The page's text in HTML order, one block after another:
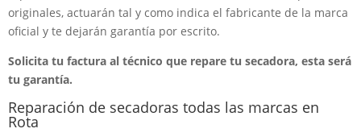
originales, actuarán tal y como indica el fabricante de la marca
oficial y te dejarán garantía por escrito.
Solicita tu factura al técnico que repare tu secadora, esta será
tu garantía.
Reparación de secadoras todas las marcas en
Rota